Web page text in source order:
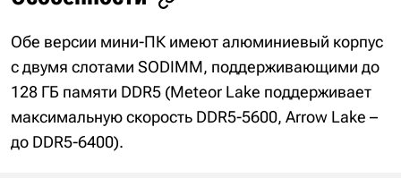
Обе версии мини-ПК имеют алюминиевый корпус
с двумя слотами SODIMM, поддерживающими до
128 ГБ памяти DDR5 (Meteor Lake поддерживает
максимальную скорость DDR5-5600, Arrow Lake –
до DDR5-6400).